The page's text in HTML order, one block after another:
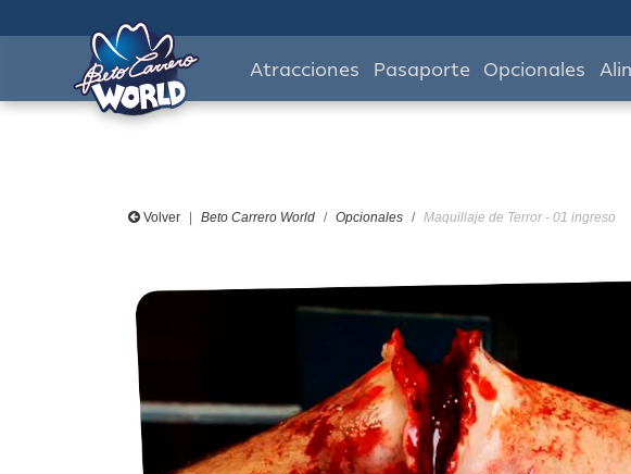
Atracciones Pasaporte Opcionales
Volver Beto Carrero World Opcionales Maquillaje de Terror - 01 ingreso